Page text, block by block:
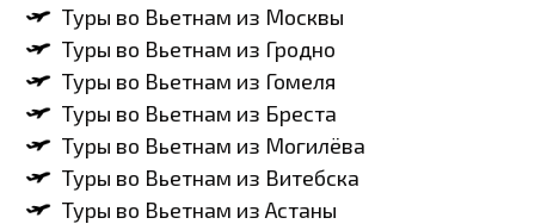
Туры во Вьетнам из Москвы
Туры во Вьетнам из Гродно
Туры во Вьетнам из Гомеля
Туры во Вьетнам из Бреста
Туры во Вьетнам из Могилёва
Туры во Вьетнам из Витебска
Туры во Вьетнам из Астаны